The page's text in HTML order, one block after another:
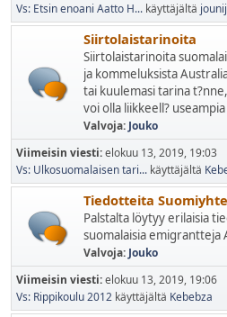
Vs: Etsin enoani Aatto H... käyttäjältä jounij
Siirtolaistarinoita
Siirtolaistarinoita
ja kommeluksista
tai kuulemasi tarina
voi olla liikkeell?
Valvoja: Jouko
Viimeisin viesti:elokuu 13, 2019, 19:03
Vs: Ulkosuomalaisen tari... käyttäjältä
Tiedotteita
Palstalta löytyy erilaisia
suomalaisia emigrantteja
Valvoja: Jouko
Viimeisin viesti:elokuu 13, 2019, 19:06
Vs: Rippikoulu 2012 käyttäjältä Kebebza